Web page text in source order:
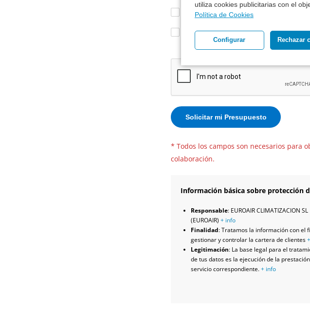
utiliza cookies publicitarias con el
Política de Cookies
Rechazar
Configurar
Acepto recibir presupuesto de
Acepto el tratamiento de mis
consulta planteada *
* Todos los campos son necesarios para
colaboración.
Información básica sobre protección
Responsable: EUROAIR CLIMATIZACION SL
(EUROAIR) + info
Finalidad: Tratamos la información con el
gestionar y controlar la cartera de clientes
Legitimación: La base legal para el
de tus datos es la ejecución de la
servicio correspondiente.+ info